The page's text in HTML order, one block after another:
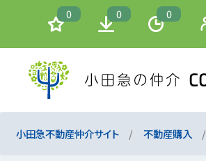
0 0 0
小田急不動産仲介サイト 不動産購入